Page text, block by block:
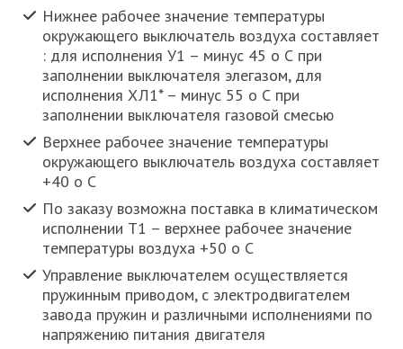
Нижнее рабочее значение температуры
окружающего выключатель воздуха составляет
: для исполнения У1 – минус 45 о С при
заполнении выключателя элегазом, для
исполнения ХЛ1* – минус 55 о С при
заполнении выключателя газовой смесью
Верхнее рабочее значение температуры
окружающего выключатель воздуха составляет
+40 о С
По заказу возможна поставка в климатическом
исполнении Т1 – верхнее рабочее значение
температуры воздуха +50 о С
Управление выключателем осуществляется
пружинным приводом, с электродвигателем
завода пружин и различными исполнениями по
напряжению питания двигателя